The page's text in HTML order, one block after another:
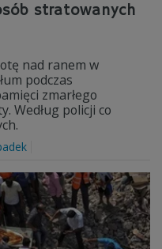
stratowanych
nad ranem w
podczas
zmarłego
Według policji co